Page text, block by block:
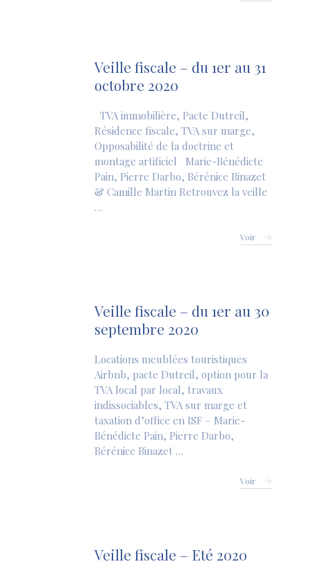
Veille fiscale – du 1er au 31
octobre 2020
TVA immobilière, Pacte Dutreil,
Résidence fiscale, TVA sur marge,
Opposabilité de la doctrine et
montage artificiel Marie-Bénédicte
Pain, Pierre Darbo, Bérénice Binazet
& Camille Martin Retrouvez la veille
…
Voir
Veille fiscale – du 1er au 30
septembre 2020
Locations meublées touristiques
Airbnb, pacte Dutreil, option pour la
TVA local par local, travaux
indissociables, TVA sur marge et
taxation d’office en ISF – Marie-
Bénédicte Pain, Pierre Darbo,
Bérénice Binazet …
Voir
Veille fiscale – Eté 2020